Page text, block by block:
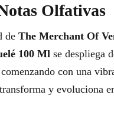
Olfativas
de The Merchant Of
100 Ml se despliega
con una
y evoluciona